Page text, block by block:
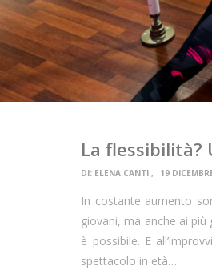
La flessibilità?
DI: ELENA CANTI 19
In costante aumento
giovani, ma anche ai
è possibile. E
spettacolo in età…